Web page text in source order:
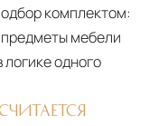
комплектом:
мебели
одного